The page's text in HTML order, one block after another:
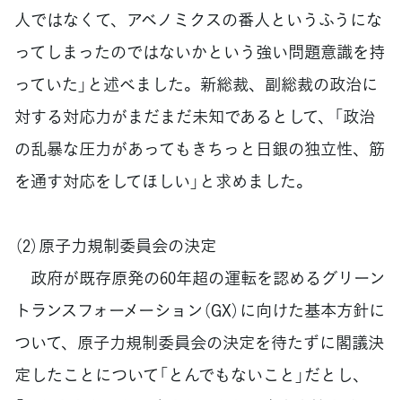
人ではなくて、アベノミクスの番人というふうにな
ってしまったのではないかという強い問題意識を持
っていた」と述べました。新総裁、副総裁の政治に
対する対応力がまだまだ未知であるとして、「政治
の乱暴な圧力があってもきちっと日銀の独立性、筋
を通す対応をしてほしい」と求めました。
（2）原子力規制委員会の決定
政府が既存原発の60年超の運転を認めるグリーン
トランスフォーメーション（GX）に向けた基本方針に
ついて、原子力規制委員会の決定を待たずに閣議決
定したことについて「とんでもないこと」だとし、